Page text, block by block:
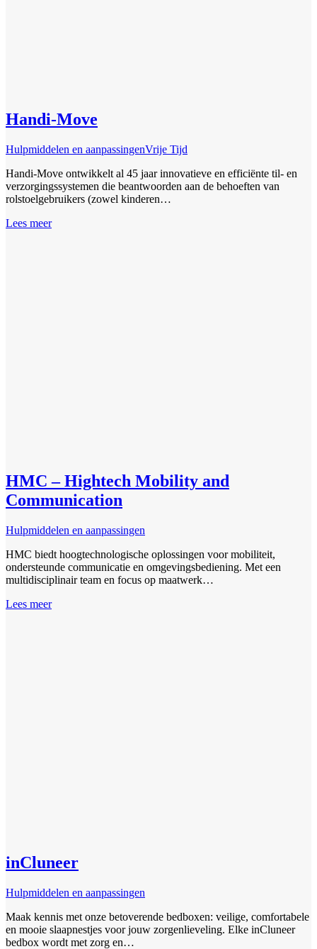
Handi-Move
Hulpmiddelen en aanpassingenVrije Tijd
Handi-Move ontwikkelt al 45 jaar innovatieve en efficiënte til- en
verzorgingssystemen die beantwoorden aan de behoeften van
rolstoelgebruikers (zowel kinderen…
Lees meer
HMC – Hightech Mobility and
Communication
Hulpmiddelen en aanpassingen
HMC biedt hoogtechnologische oplossingen voor mobiliteit,
ondersteunde communicatie en omgevingsbediening. Met een
multidisciplinair team en focus op maatwerk…
Lees meer
inCluneer
Hulpmiddelen en aanpassingen
Maak kennis met onze betoverende bedboxen: veilige, comfortabele
en mooie slaapnestjes voor jouw zorgenlieveling. Elke inCluneer
bedbox wordt met zorg en…